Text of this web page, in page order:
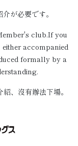
が必要です。
club.If you
accompanied
formally by a
、沒有辦法下場。